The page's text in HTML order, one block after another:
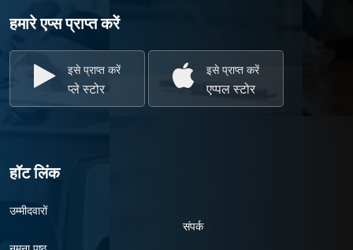
हमारे एप्स प्राप्त करें
इसे प्राप्त करें
प्ले स्टोर
इसे प्राप्त करें
एप्पल स्टोर
हॉट लिंक
उम्मीदवारों
संपर्क